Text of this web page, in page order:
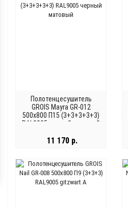
Полотенцесушитель
GROIS Mayra GR-012
500х800 П15 (3+3+3+3+3)
RAL9005 черный матовый
11 170 р.